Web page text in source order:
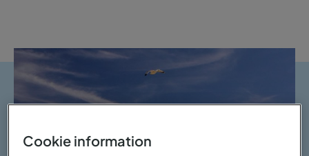
Cookie information